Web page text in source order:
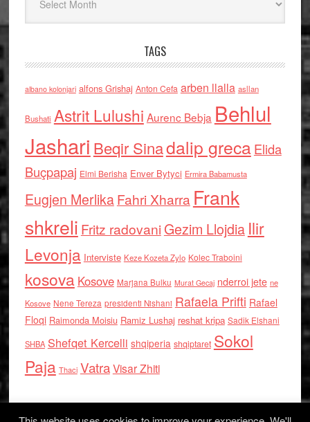
TAGS
albano kolonjari alfons Grishaj Anton Cefa arben llalla asllan
Bushati Astrit Lulushi Aurenc Bebja Behlul
Jashari Beqir Sinadalip grecaElida
Buçpapaj Elmi Berisha Enver Bytyci Ermira Babamusta
Eugjen MerlikaFahri Xharra Frank
shkreli Fritz radovaniGezim Llojdia Ilir
Levonja Interviste Keze Kozeta Zylo Kolec Traboini
kosova Kosove Marjana Bulku Murat Gecaj nderroi jete ne
Kosove Nene Tereza presidenti Nishani Rafaela Prifti Rafael
Floqi Raimonda Moisiu Ramiz Lushaj reshat kripa Sadik Elshani
SHBA Shefqet Kercelli shqiperia shqiptaret Sokol
Paja Thaci VatraVisar Zhiti